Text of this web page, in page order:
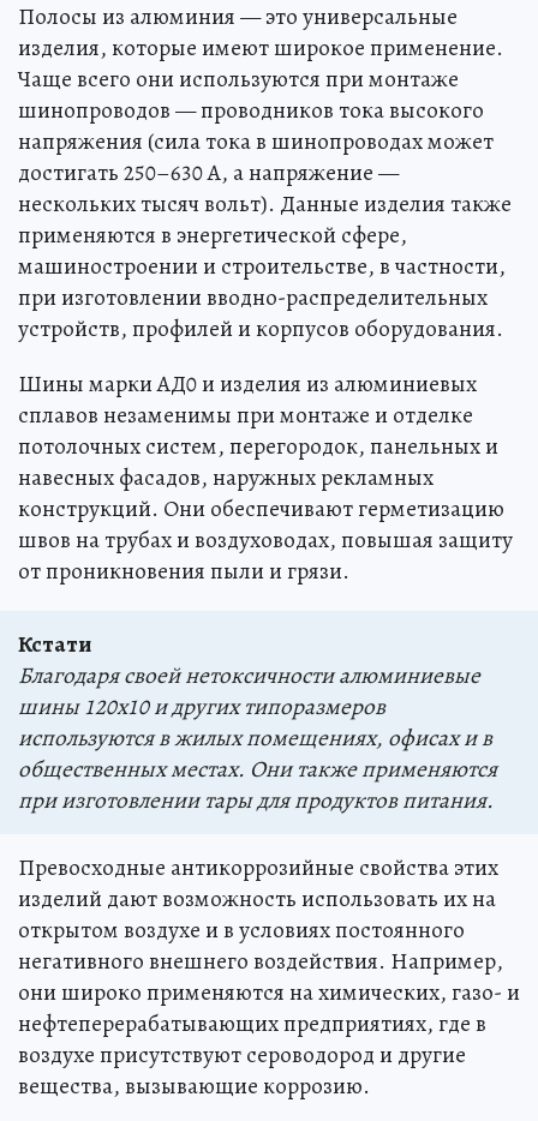
Полосы из алюминия — это универсальные
изделия, которые имеют широкое применение.
Чаще всего они используются при монтаже
шинопроводов — проводников тока высокого
напряжения (сила тока в шинопроводах может
достигать 250–630 А, а напряжение —
нескольких тысяч вольт). Данные изделия также
применяются в энергетической сфере,
машиностроении и строительстве, в частности,
при изготовлении вводно-распределительных
устройств, профилей и корпусов оборудования.
Шины марки АД0 и изделия из алюминиевых
сплавов незаменимы при монтаже и отделке
потолочных систем, перегородок, панельных и
навесных фасадов, наружных рекламных
конструкций. Они обеспечивают герметизацию
швов на трубах и воздуховодах, повышая защиту
от проникновения пыли и грязи.
Кстати
Благодаря своей нетоксичности алюминиевые
шины 120х10 и других типоразмеров
используются в жилых помещениях, офисах и в
общественных местах. Они также применяются
при изготовлении тары для продуктов питания.
Превосходные антикоррозийные свойства этих
изделий дают возможность использовать их на
открытом воздухе и в условиях постоянного
негативного внешнего воздействия. Например,
они широко применяются на химических, газо- и
нефтеперерабатывающих предприятиях, где в
воздухе присутствуют сероводород и другие
вещества, вызывающие коррозию.